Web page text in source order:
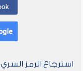
استرجاع الرمز السري